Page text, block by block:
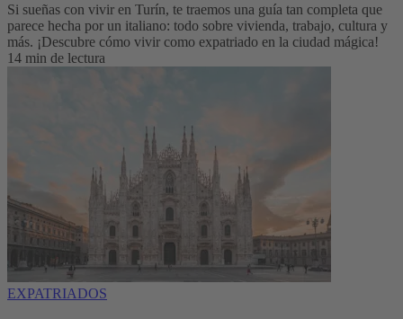
Si sueñas con vivir en Turín, te traemos una guía tan completa que
parece hecha por un italiano: todo sobre vivienda, trabajo, cultura y
más. ¡Descubre cómo vivir como expatriado en la ciudad mágica!
14 min de lectura
EXPATRIADOS